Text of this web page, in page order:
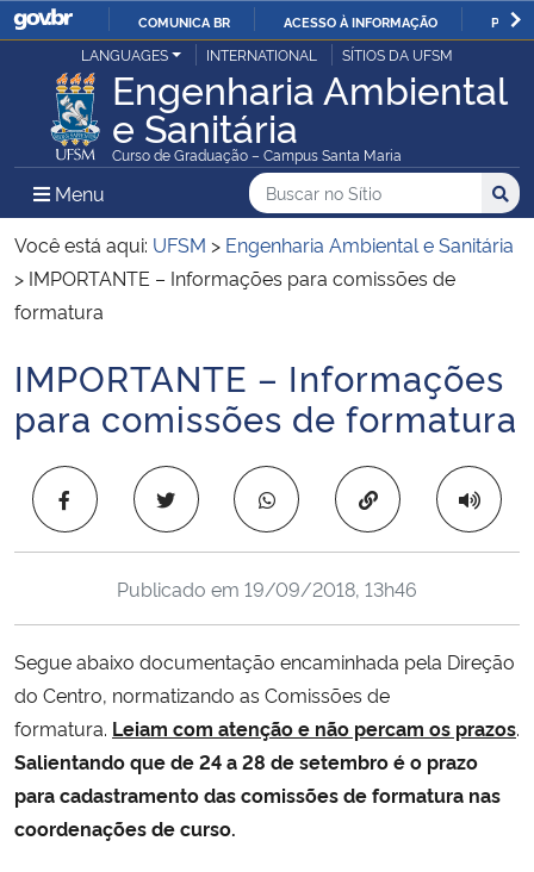
IR
PARA
O
CONTEÚDO
COMUNICA BR ACESSO À INFORMAÇÃO
Ministério da Justiça e Segurança Pública
Ministério da Defesa
Ministério das Relações Exteriores
Ministério da Economia
Ministério da Infraestrutura
Ministério da Agricultura, Pecuária e Abastecimento
Ministério da Educação
Ministério da Cidadania
Ministério de Minas e Energia
Ministério da Ciência, Tecnologia, Inovações e Comunicações
Ministério do Meio Ambiente
LANGUAGES INTERNATIONAL SÍTIOS DA UFSM
Engenharia Ambiental
e Sanitária
Curso de Graduação – Campus Santa Maria
Menu Menu Principal do Sítio
Busca
Buscar no no Sítio
Busca:
Você está aqui: UFSM > Engenharia Ambiental e Sanitária
> IMPORTANTE – Informações para comissões de
formatura
Início do conteúdo
IMPORTANTE – Informações
para comissões de formatura
Copiar para área
Publicado em 19/09/2018, 13h46
Segue abaixo documentação encaminhada pela Direção
do Centro, normatizando as Comissões de
formatura. Leiam com atenção e não percam os prazos.
Salientando que de 24 a 28 de setembro é o prazo
para cadastramento das comissões de formatura nas
coordenações de curso.